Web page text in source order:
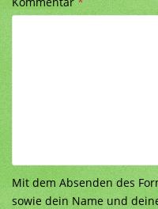
Mit dem Absenden des
sowie dein Name und